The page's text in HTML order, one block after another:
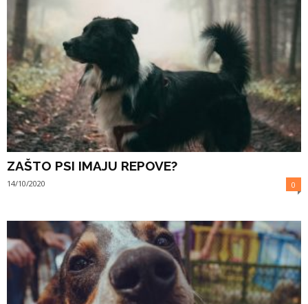
ZAŠTO PSI IMAJU REPOVE?
14/10/2020 0